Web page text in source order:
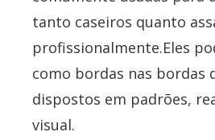
tanto caseiros quanto
profissionalmente.Eles
como bordas nas bordas
dispostos em padrões,
visual.